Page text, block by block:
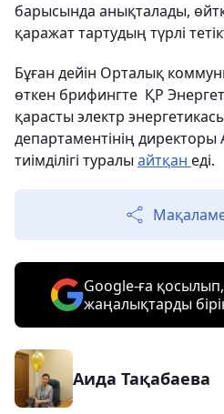
барысында анықталады,
қаражат тартудың түрлі
Бұған дейін Орталық
өткен брифингте ҚР
қарасты электр
департаментінің директоры
тиімділігі туралы айтқан еді.
Google-ға қосылып,
жаңалықтарды
Аида Тақабаева